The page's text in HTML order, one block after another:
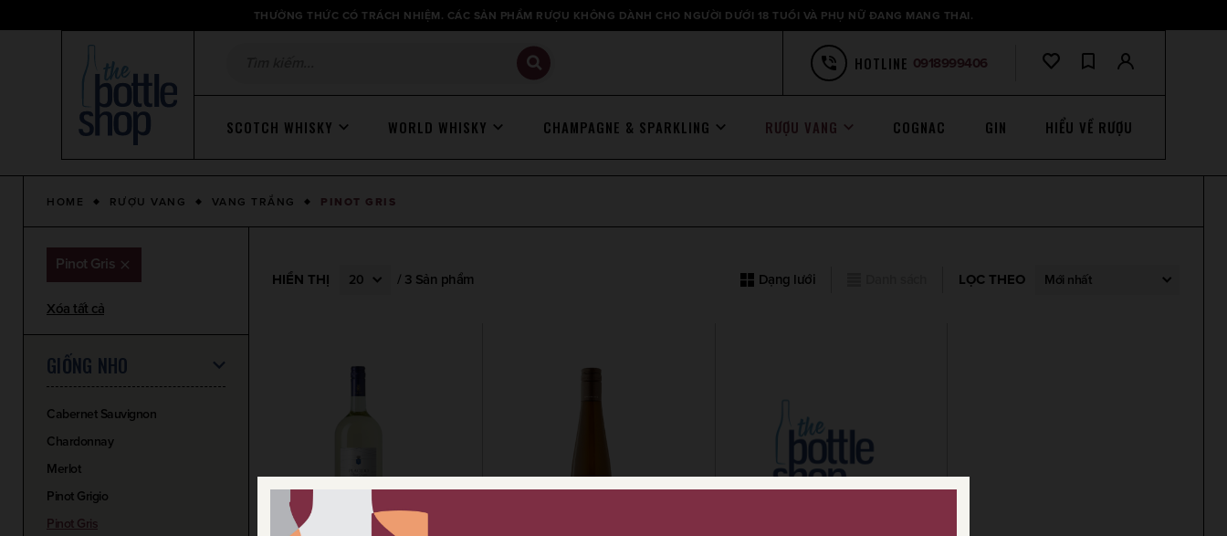
THƯỞNG THỨC CÓ TRÁCH NHIỆM. CÁC SẢN PHẨM RƯỢU KHÔNG DÀNH CHO NGƯỜI DƯỚI 18 TUỔI VÀ PHỤ NỮ ĐANG MANG THAI.
HOTLINE 0918999406
SCOTCH WHISKY WORLD WHISKY CHAMPAGNE & SPARKLING RƯỢU VANG COGNAC GIN HIỂU VỀ RƯỢU
HOME RƯỢU VANG VANG TRẮNG PINOT GRIS
Pinot Gris
Xóa tất cả
GIỐNG NHO
Cabernet Sauvignon
Chardonnay
Merlot
Pinot Grigio
Pinot Gris
HIỂN THỊ 20 / 3 Sản phẩm Dạng lưới LỌC THEO Mới nhất
báo